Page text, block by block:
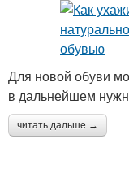
Для новой обуви
в дальнейшем
читать дальше →